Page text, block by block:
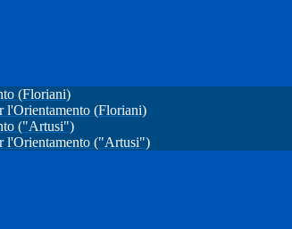
(Floriani)
l'Orientamento (Floriani)
("Artusi")
l'Orientamento ("Artusi")